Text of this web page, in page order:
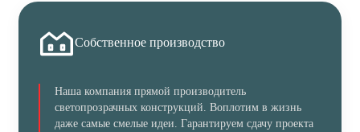
Собственное производство
Наша компания прямой производитель
светопрозрачных конструкций. Воплотим в жизнь
даже самые смелые идеи. Гарантируем сдачу проекта